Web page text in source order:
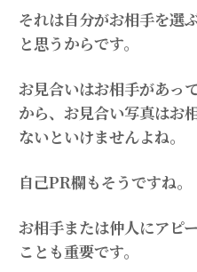
それは自分がお相手を選
と思うからです。
お見合いはお相手があっ
から、お見合い写真はお
ないといけませんよね。
自己PR欄もそうですね。
お相手または仲人にアピ
ことも重要です。